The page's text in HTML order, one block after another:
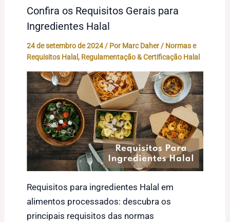
Confira os Requisitos Gerais para
Ingredientes Halal
24 de setembro de 2024/ Por Marc Daher / Normas e
Requisitos Halal, Regulamentação & Certificação Halal
Requisitos para ingredientes Halal em
alimentos processados: descubra os
principais requisitos das normas